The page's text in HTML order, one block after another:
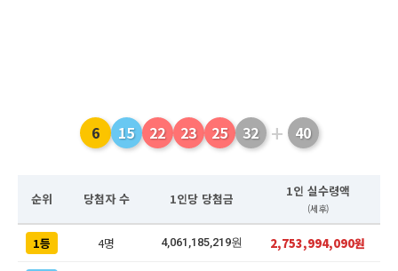
6 15 22 23 25 32 + 40
순위 당첨자 수 1인당 당첨금 1인 실수령액
(세후)
1등 4명 4,061,185,219원 2,753,994,090원